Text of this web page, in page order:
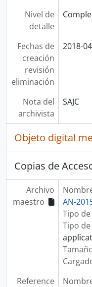
Nivel de
detalle
Fechas de
creación
revisión
eliminación
2018-
Nota del
archivista
SAJC
Objeto digital
Copias de
Archivo
maestro
AN-
Tipo
Tipo
Reference